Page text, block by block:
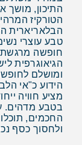
התיכון, מושך
הטורקיז
הבלאריארית
טבע עוצרי
חופשה
הגיאוגרפית
ומושלם
הידוע כ"אי
מציע חוויה
בטבע מדהים.
החכמים,
ולחסוך כסף